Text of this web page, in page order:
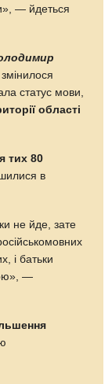
— йдеться
статус мови,
області
тих 80
в
не йде, зате
і батьки
—